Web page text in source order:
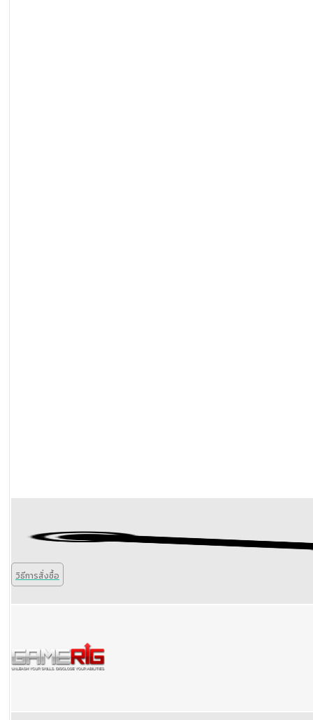
วิธีการสั่งซื้อ